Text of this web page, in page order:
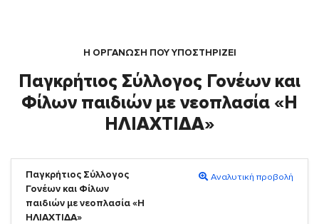
Η ΟΡΓΆΝΩΣΗ ΠΟΥ ΥΠΟΣΤΗΡΙΖΕΙ
Παγκρήτιος Σύλλογος Γονέων και
Φίλων παιδιών με νεοπλασία «Η
ΗΛΙΑΧΤΙΔΑ»
Παγκρήτιος Σύλλογος
Γονέων και Φίλων
παιδιών με νεοπλασία «Η
ΗΛΙΑΧΤΙΔΑ»
Αναλυτική προβολή